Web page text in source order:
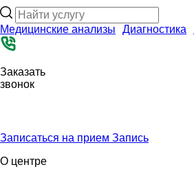
Медицинские анализы Диагностика
Заказать
звонок
Записаться на прием Запись
О центре